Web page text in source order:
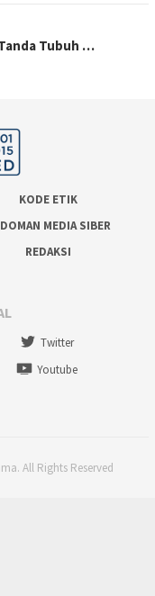
Tubuh …
KODE ETIK
MEDIA SIBER
REDAKSI
Twitter
Youtube
All Rights Reserved